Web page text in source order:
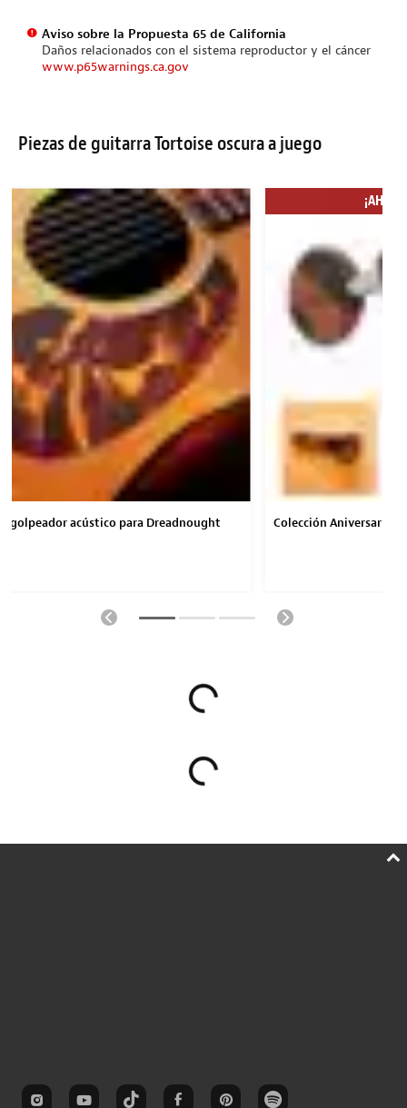
Aviso sobre la Propuesta 65 de California
Daños relacionados con el sistema reproductor y el cáncer
www.p65warnings.ca.gov
Piezas de guitarra Tortoise oscura a juego
golpeador acústico para Dreadnought Colección Aniversario